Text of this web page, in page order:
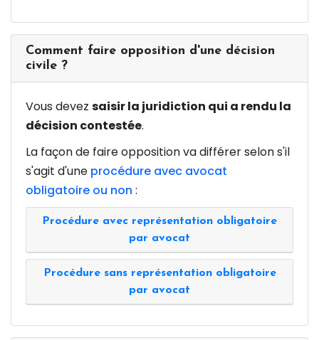
Comment faire opposition d'une décision
civile ?
Vous devez saisir la juridiction qui a rendu la
décision contestée.
La façon de faire opposition va différer selon s'il
s'agit d'une procédure avec avocat
obligatoire ou non :
Procédure avec représentation obligatoire
par avocat
Procédure sans représentation obligatoire
par avocat